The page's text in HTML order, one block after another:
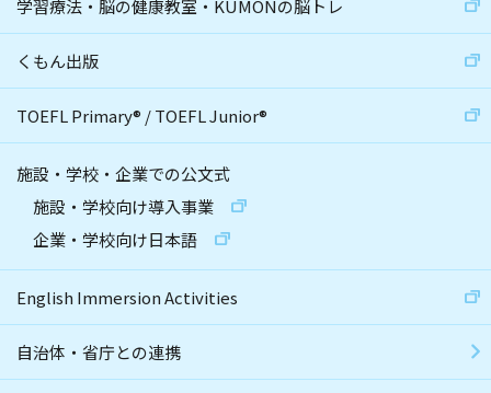
学習療法・脳の健康教室・KUMONの脳トレ
くもん出版
TOEFL Primary® /TOEFL Junior®
施設・学校・企業での公文式
施設・学校向け導入事業
企業・学校向け日本語
English Immersion Activities
自治体・省庁との連携